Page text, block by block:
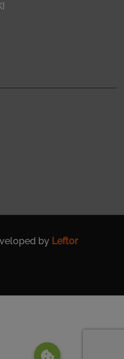
by Leftor